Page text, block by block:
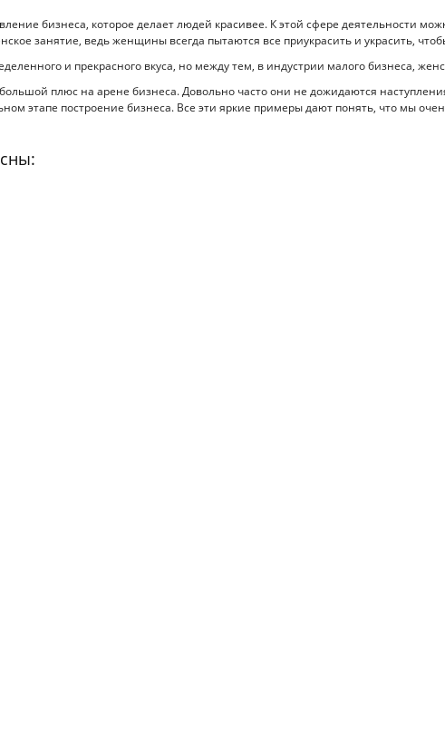
бизнеса, которое делает людей красивее. К этой сфере деятельности
занятие, ведь женщины всегда пытаются все приукрасить и украсить,
и прекрасного вкуса, но между тем, в индустрии малого бизнеса,
плюс на арене бизнеса. Довольно часто они не дожидаются
этапе построение бизнеса. Все эти яркие примеры дают понять, что мы